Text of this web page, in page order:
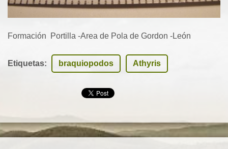
Formación Portilla -Area de Pola de Gordon -León
Etiquetas: braquiopodos Athyris